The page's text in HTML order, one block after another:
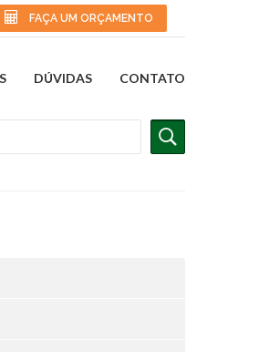
FAÇA UM ORÇAMENTO
DÚVIDAS CONTATO